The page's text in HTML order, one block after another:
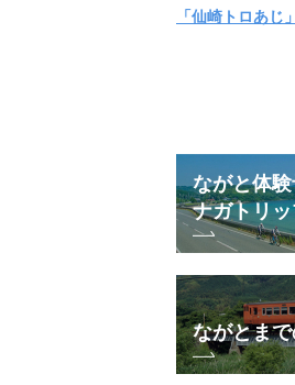
「仙崎トロあ
ながと体
ナガトリ
ながとま